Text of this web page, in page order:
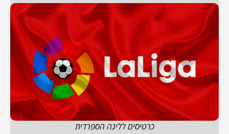
כרטיסים לליגה הספרדית